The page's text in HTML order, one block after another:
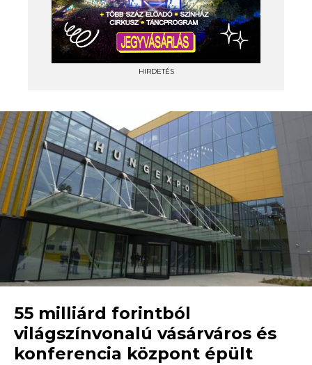
HIRDETÉS
55 milliárd forintból
világszínvonalú vásárváros és
konferencia központ épült